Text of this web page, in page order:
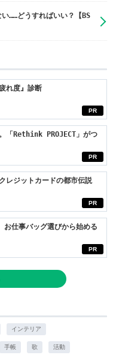
……どうすればいい？【BS
PR
れ度』診断
PR
「Rethink PROJECT」がつ
PR
レジットカードの都市伝説
PR
仕事バッグ選びから始める
インテリア
手帳 歌 活動